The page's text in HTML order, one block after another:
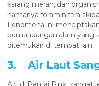
karang merah, dan
namanya foraminifera
Fenomena ini
pemandangan alam yang
ditemukan di tempat lain.
3. Air Laut
Air di Pantai Pink sangat